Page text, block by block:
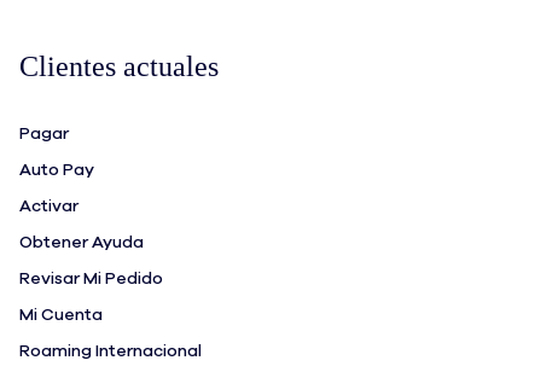
Clientes actuales
Pagar
Auto Pay
Activar
Obtener Ayuda
Revisar Mi Pedido
Mi Cuenta
Roaming Internacional